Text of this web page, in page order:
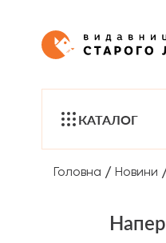
КАТАЛОГ
Головна / Новини